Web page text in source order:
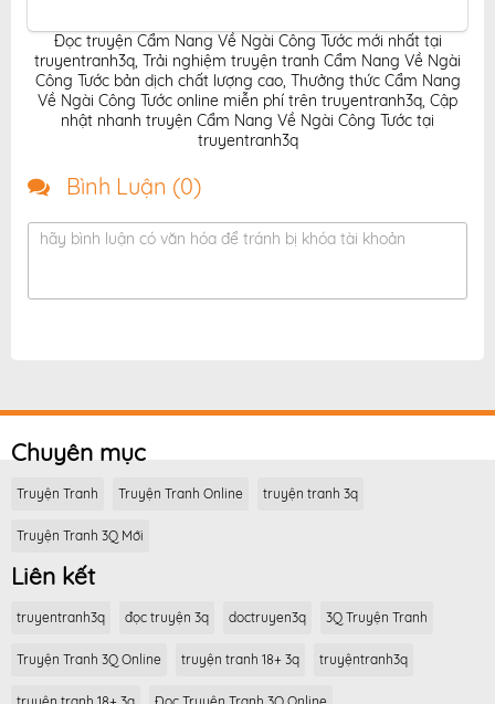
Đọc truyện Cẩm Nang Về Ngài Công Tước mới nhất tại
truyentranh3q, Trải nghiệm truyện tranh Cẩm Nang Về Ngài
Công Tước bản dịch chất lượng cao, Thưởng thức Cẩm Nang
Về Ngài Công Tước online miễn phí trên truyentranh3q, Cập
nhật nhanh truyện Cẩm Nang Về Ngài Công Tước tại
truyentranh3q
Bình Luận (0)
hãy bình luận có văn hóa để tránh bị khóa tài khoản
Chuyên mục
Truyện Tranh Truyện Tranh Online truyện tranh 3q
Truyện Tranh 3Q Mới
Liên kết
truyentranh3q đọc truyện 3q doctruyen3q 3Q Truyện Tranh
Truyện Tranh 3Q Online truyện tranh 18+ 3q truyệntranh3q